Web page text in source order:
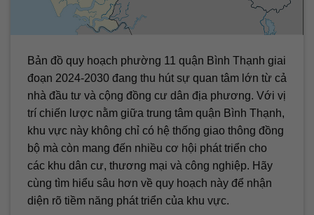
Bản đồ quy hoạch phường 11 quận Bình Thạnh giai
đoạn 2024-2030 đang thu hút sự quan tâm lớn từ cả
nhà đầu tư và cộng đồng cư dân địa phương. Với vị
trí chiến lược nằm giữa trung tâm quận Bình Thạnh,
khu vực này không chỉ có hệ thống giao thông đồng
bộ mà còn mang đến nhiều cơ hội phát triển cho
các khu dân cư, thương mại và công nghiệp. Hãy
cùng tìm hiểu sâu hơn về quy hoạch này để nhận
diện rõ tiềm năng phát triển của khu vực.